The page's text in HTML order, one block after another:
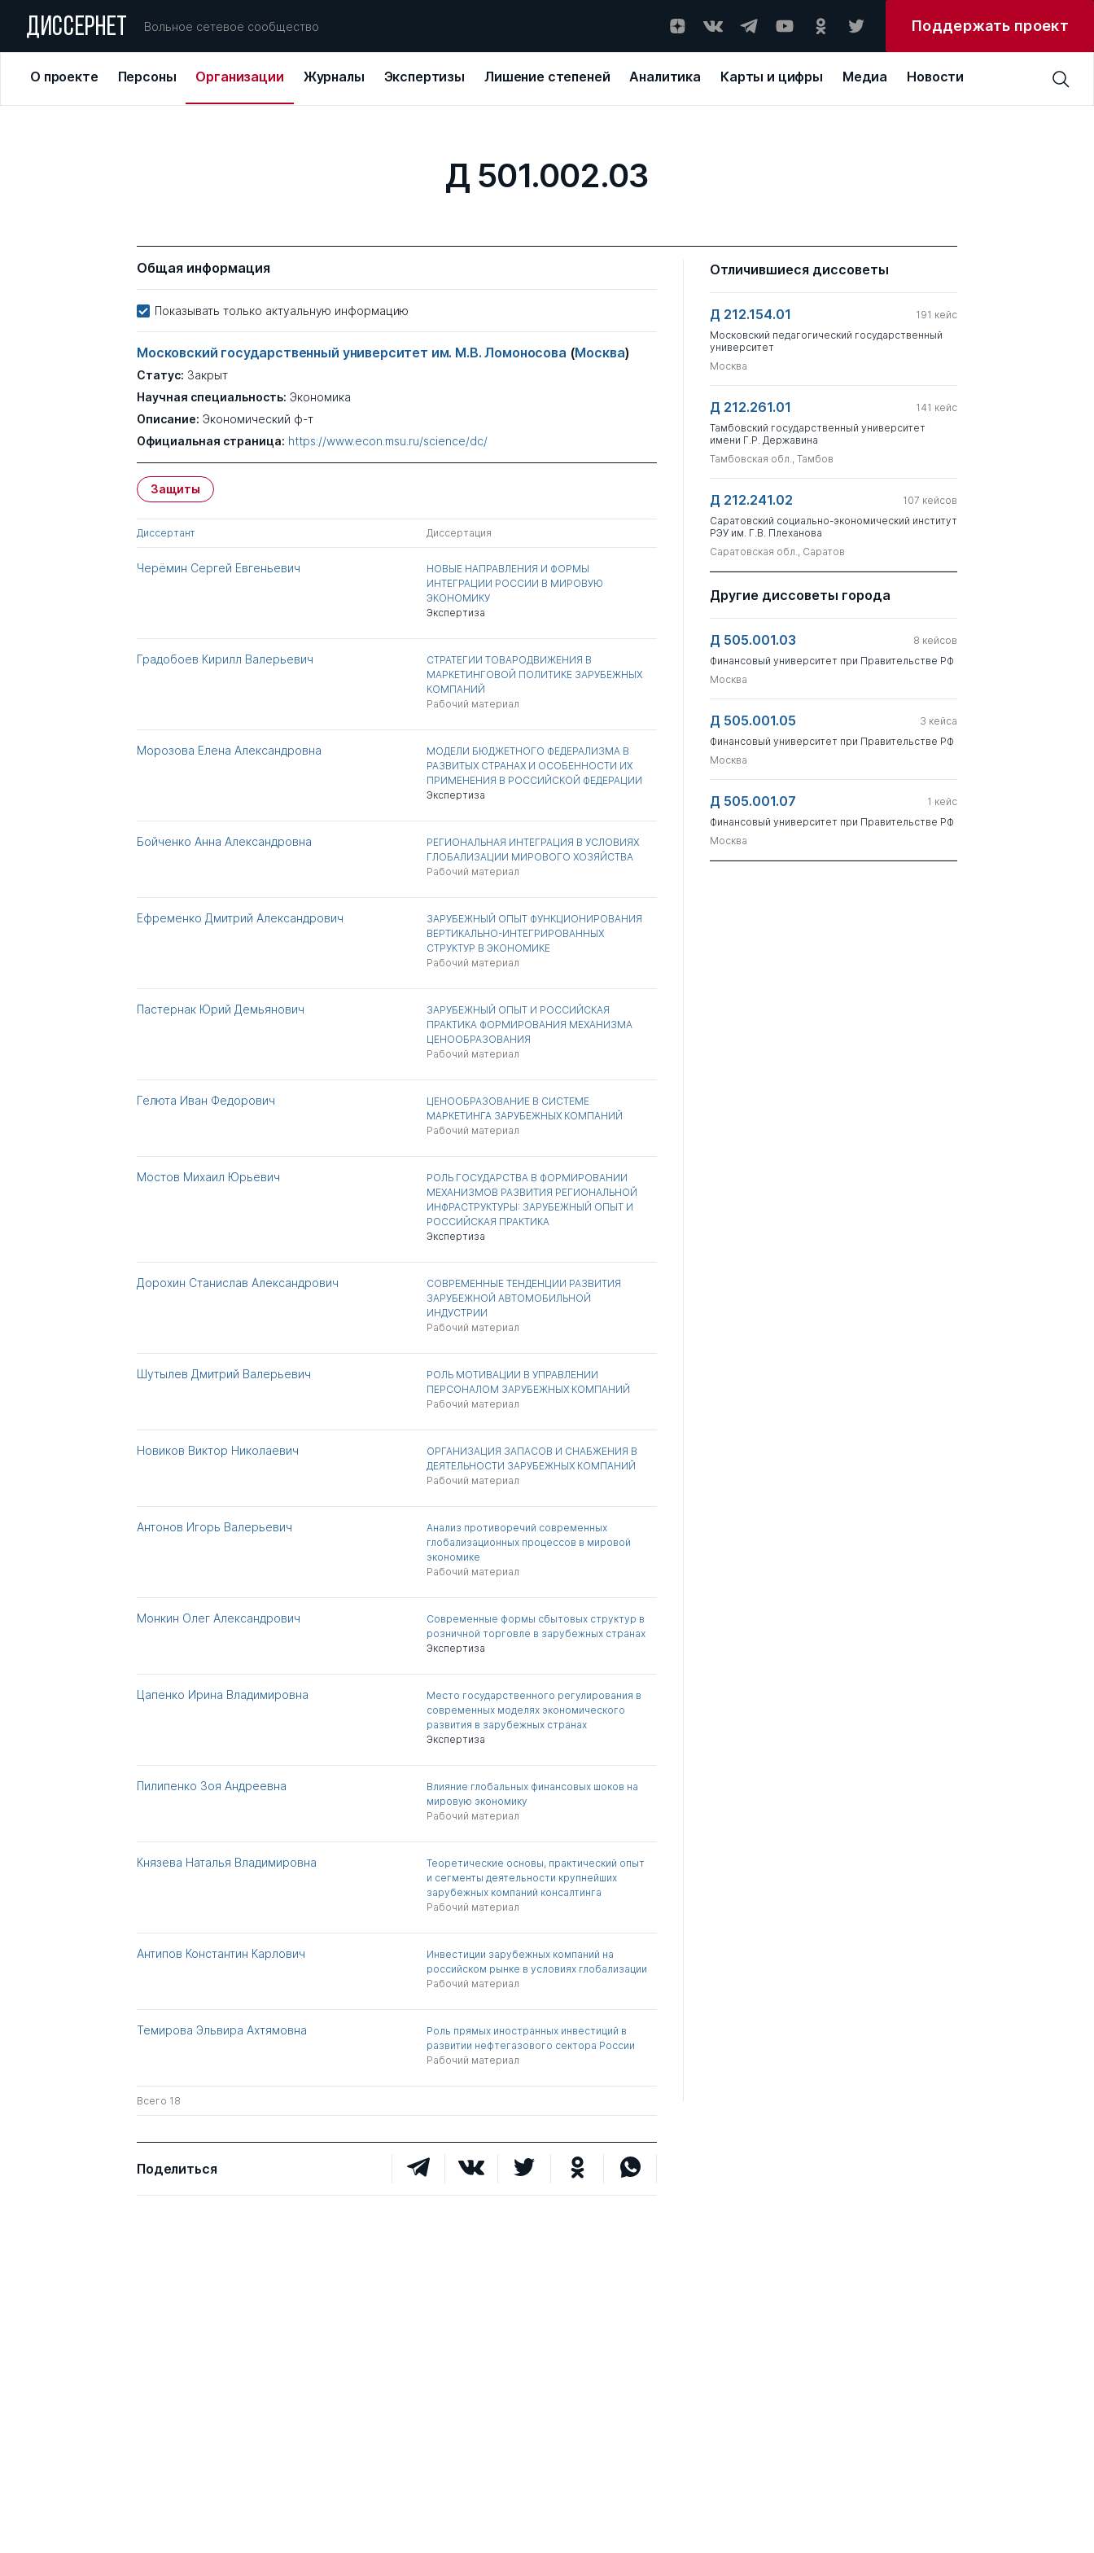
ДИССЕРНЕТ Вольное сетевое сообщество Поддержать проект
О проекте Персоны Организации Журналы Экспертизы Лишение степеней Аналитика Карты и цифры Медиа Новости
Д 501.002.03
Общая информация
Показывать только актуальную информацию
Московский государственный университет им. М.В. Ломоносова (Москва)
Статус: Закрыт
Научная специальность: Экономика
Описание: Экономический ф-т
Официальная страница: https://www.econ.msu.ru/science/dc/
Защиты
Диссертант Диссертация
Черёмин Сергей Евгеньевич
НОВЫЕ НАПРАВЛЕНИЯ И ФОРМЫ
ИНТЕГРАЦИИ РОССИИ В МИРОВУЮ
ЭКОНОМИКУ
Экспертиза
Градобоев Кирилл Валерьевич
СТРАТЕГИИ ТОВАРОДВИЖЕНИЯ В
МАРКЕТИНГОВОЙ ПОЛИТИКЕ ЗАРУБЕЖНЫХ
КОМПАНИЙ
Рабочий материал
Морозова Елена Александровна
МОДЕЛИ БЮДЖЕТНОГО ФЕДЕРАЛИЗМА В
РАЗВИТЫХ СТРАНАХ И ОСОБЕННОСТИ ИХ
ПРИМЕНЕНИЯ В РОССИЙСКОЙ ФЕДЕРАЦИИ
Экспертиза
Бойченко Анна Александровна
РЕГИОНАЛЬНАЯ ИНТЕГРАЦИЯ В УСЛОВИЯХ
ГЛОБАЛИЗАЦИИ МИРОВОГО ХОЗЯЙСТВА
Рабочий материал
Ефременко Дмитрий Александрович
ЗАРУБЕЖНЫЙ ОПЫТ ФУНКЦИОНИРОВАНИЯ
ВЕРТИКАЛЬНО-ИНТЕГРИРОВАННЫХ
СТРУКТУР В ЭКОНОМИКЕ
Рабочий материал
Пастернак Юрий Демьянович
ЗАРУБЕЖНЫЙ ОПЫТ И РОССИЙСКАЯ
ПРАКТИКА ФОРМИРОВАНИЯ МЕХАНИЗМА
ЦЕНООБРАЗОВАНИЯ
Рабочий материал
Гелюта Иван Федорович
ЦЕНООБРАЗОВАНИЕ В СИСТЕМЕ
МАРКЕТИНГА ЗАРУБЕЖНЫХ КОМПАНИЙ
Рабочий материал
Мостов Михаил Юрьевич
РОЛЬ ГОСУДАРСТВА В ФОРМИРОВАНИИ
МЕХАНИЗМОВ РАЗВИТИЯ РЕГИОНАЛЬНОЙ
ИНФРАСТРУКТУРЫ: ЗАРУБЕЖНЫЙ ОПЫТ И
РОССИЙСКАЯ ПРАКТИКА
Экспертиза
Дорохин Станислав Александрович
СОВРЕМЕННЫЕ ТЕНДЕНЦИИ РАЗВИТИЯ
ЗАРУБЕЖНОЙ АВТОМОБИЛЬНОЙ
ИНДУСТРИИ
Рабочий материал
Шутылев Дмитрий Валерьевич
РОЛЬ МОТИВАЦИИ В УПРАВЛЕНИИ
ПЕРСОНАЛОМ ЗАРУБЕЖНЫХ КОМПАНИЙ
Рабочий материал
Новиков Виктор Николаевич
ОРГАНИЗАЦИЯ ЗАПАСОВ И СНАБЖЕНИЯ В
ДЕЯТЕЛЬНОСТИ ЗАРУБЕЖНЫХ КОМПАНИЙ
Рабочий материал
Антонов Игорь Валерьевич
Анализ противоречий современных
глобализационных процессов в мировой
экономике
Рабочий материал
Монкин Олег Александрович
Современные формы сбытовых структур в
розничной торговле в зарубежных странах
Экспертиза
Цапенко Ирина Владимировна
Место государственного регулирования в
современных моделях экономического
развития в зарубежных странах
Экспертиза
Пилипенко Зоя Андреевна
Влияние глобальных финансовых шоков на
мировую экономику
Рабочий материал
Князева Наталья Владимировна
Теоретические основы, практический опыт
и сегменты деятельности крупнейших
зарубежных компаний консалтинга
Рабочий материал
Антипов Константин Карлович
Инвестиции зарубежных компаний на
российском рынке в условиях глобализации
Рабочий материал
Темирова Эльвира Ахтямовна
Роль прямых иностранных инвестиций в
развитии нефтегазового сектора России
Рабочий материал
Всего 18
Поделиться
Отличившиеся диссоветы
Д 212.154.01 191 кейс
Московский педагогический государственный
университет
Москва
Д 212.261.01 141 кейс
Тамбовский государственный университет
имени Г.Р. Державина
Тамбовская обл., Тамбов
Д 212.241.02 107 кейсов
Саратовский социально-экономический институт
РЭУ им. Г.В. Плеханова
Саратовская обл., Саратов
Другие диссоветы города
Д 505.001.03 8 кейсов
Финансовый университет при Правительстве РФ
Москва
Д 505.001.05 3 кейса
Финансовый университет при Правительстве РФ
Москва
Д 505.001.07 1 кейс
Финансовый университет при Правительстве РФ
Москва